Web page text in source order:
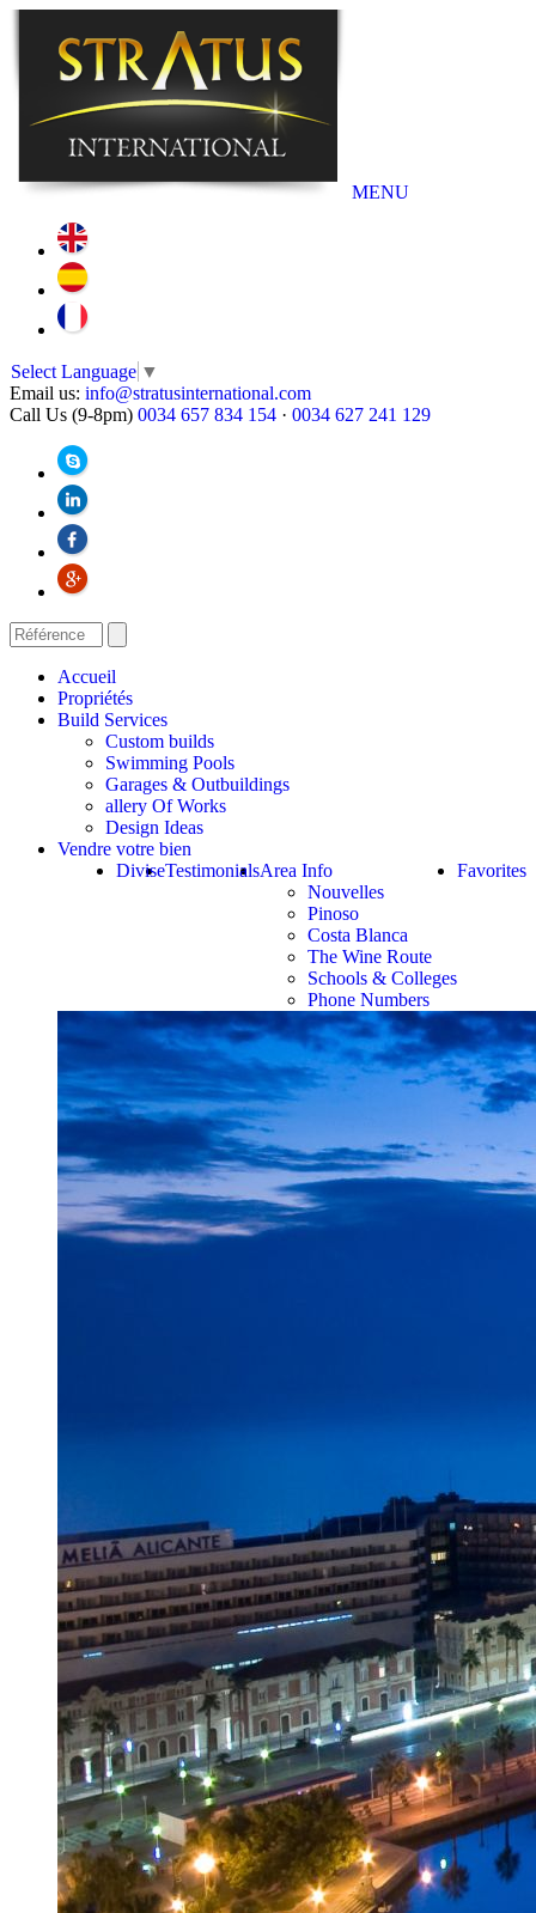
MENU
Select Language ▼
Email us: info@stratusinternational.com
Call Us (9-8pm) 0034 657 834 154 · 0034 627 241 129
Accueil
Propriétés
Build Services
Custom builds
Swimming Pools
Garages & Outbuildings
allery Of Works
Design Ideas
Vendre votre bien
Favorites
Area Info
Nouvelles
Pinoso
Costa Blanca
The Wine Route
Schools & Colleges
Phone Numbers
Testimonials
Divise